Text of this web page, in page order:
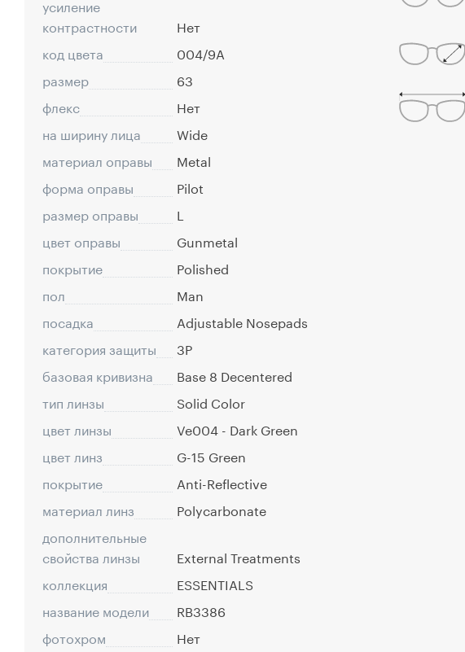
усиление
контрастности
Нет
код цвета
004/9A
размер
63
флекс
Нет
на ширину лица
Wide
материал оправы
Metal
форма оправы
Pilot
размер оправы
L
цвет оправы
Gunmetal
покрытие
Polished
пол
Man
посадка
Adjustable Nosepads
категория защиты
3P
базовая кривизна
Base 8 Decentered
тип линзы
Solid Color
цвет линзы
Ve004 - Dark Green
цвет линз
G-15 Green
покрытие
Anti-Reflective
материал линз
Polycarbonate
дополнительные
свойства линзы
External Treatments
коллекция
ESSENTIALS
название модели
RB3386
фотохром
Нет